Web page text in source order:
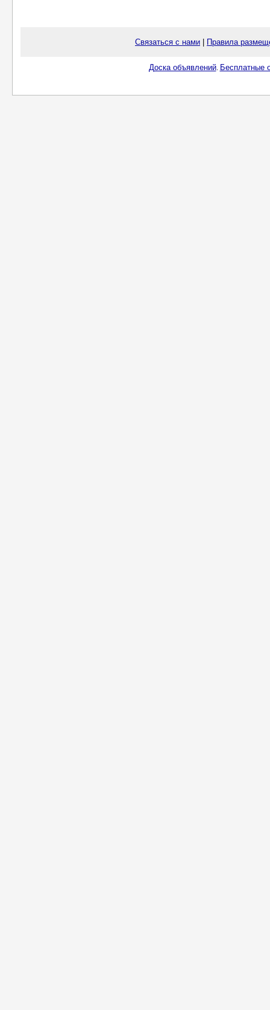
Связаться с нами Правила
Доска объявлений. Бесплатные